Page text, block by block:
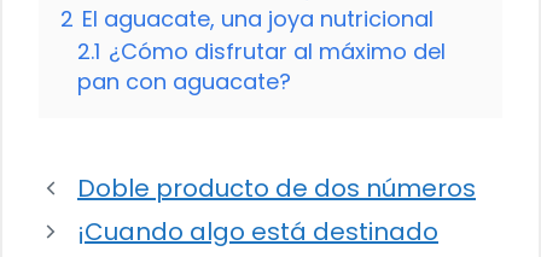
2 El aguacate, una joya nutricional
2.1 ¿Cómo disfrutar al máximo del
pan con aguacate?
Doble producto de dos números
¡Cuando algo está destinado